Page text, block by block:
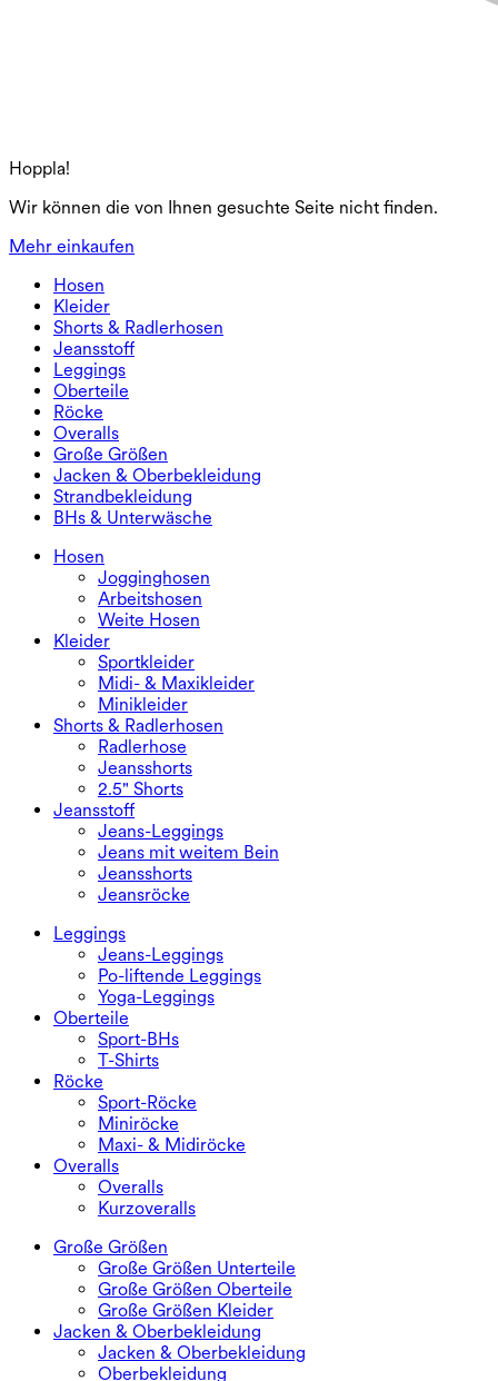
Hoppla!
Wir können die von Ihnen gesuchte Seite nicht finden.
Mehr einkaufen
Hosen
Hosen
Jogginghosen
Arbeitshosen
Weite Hosen
Kleider
Kleider
Sportkleider
Midi- & Maxikleider
Minikleider
Shorts & Radlerhosen
Shorts & Radlerhosen
Radlerhose
Jeansshorts
2.5" Shorts
Jeansstoff
Jeansstoff
Jeans-Leggings
Jeans mit weitem Bein
Jeansshorts
Jeansröcke
Leggings
Leggings
Jeans-Leggings
Po-liftende Leggings
Yoga-Leggings
Oberteile
Oberteile
Sport-BHs
T-Shirts
Röcke
Röcke
Sport-Röcke
Miniröcke
Maxi- & Midiröcke
Overalls
Overalls
Overalls
Kurzoveralls
Große Größen
Große Größen
Große Größen Unterteile
Große Größen Oberteile
Große Größen Kleider
Jacken & Oberbekleidung
Jacken & Oberbekleidung
Jacken & Oberbekleidung
Oberbekleidung
Strandbekleidung
Strandbekleidung
Bikini-Oberteile
Bikinihosen
Bikini-Sets
BHs & Unterwäsche
BHs & Unterwäsche
BHs
Unterwäsche
Hosen
Jogginghosen
Arbeitshosen
Weite Hosen
Kleider
Sportkleider
Midi- & Maxikleider
Minikleider
Shorts & Radlerhosen
Radlerhose
Jeansshorts
2.5" Shorts
Jeansstoff
Jeans-Leggings
Jeans mit weitem Bein
Jeansshorts
Jeansröcke
Leggings
Jeans-Leggings
Po-liftende Leggings
Yoga-Leggings
Oberteile
Sport-BHs
T-Shirts
Röcke
Sport-Röcke
Miniröcke
Maxi- & Midiröcke
Overalls
Overalls
Kurzoveralls
Große Größen
Große Größen Unterteile
Große Größen Oberteile
Große Größen Kleider
Jacken & Oberbekleidung
Jacken & Oberbekleidung
Oberbekleidung